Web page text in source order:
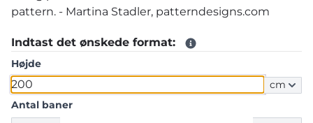
pattern. - Martina Stadler, patterndesigns.com
Indtast det ønskede format:
Højde
cm
Antal baner